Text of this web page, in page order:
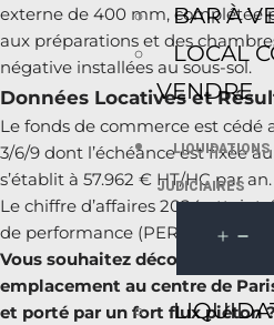
BAR À
LOCAL
VENDRE
LIQUIDATIONS
JUDICIAIRES
externe de 400 mm, complétée
aux préparations et des
négative installées au sous-sol.
Données Locatives et
Le fonds de commerce est cédé
3/6/9 dont l’échéance est fixée
s’établit à 57.962 € HT/HC par an.
Le chiffre d’affaires 2024 atteint
de performance (PERF) s’élève à
Vous souhaitez découvrir ce
emplacement au centre de
et porté par un fort flux piéton ?